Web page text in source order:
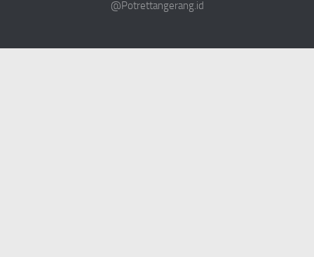
@Potrettangerang.id